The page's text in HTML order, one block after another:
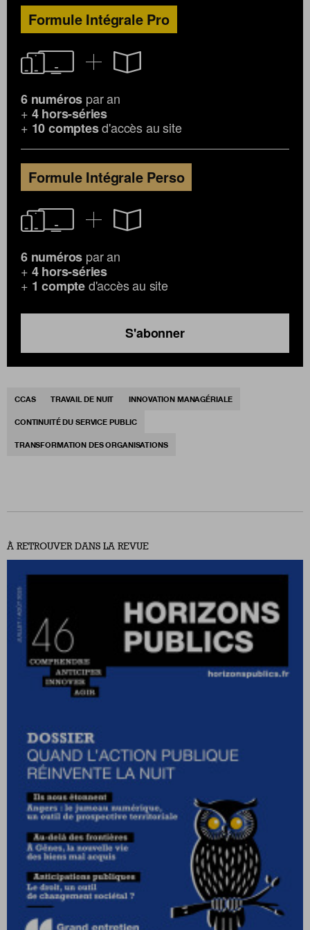
Formule Intégrale Pro
6 numéros par an
+ 4 hors-séries
+ 10 comptesd'accès au site
Formule Intégrale Perso
6 numéros par an
+ 4 hors-séries
+ 1 compted'accès au site
S'abonner
CCAS TRAVAIL DE NUIT INNOVATION MANAGÉRIALE
CONTINUITÉ DU SERVICE PUBLIC
TRANSFORMATION DES ORGANISATIONS
À RETROUVER DANS LA REVUE